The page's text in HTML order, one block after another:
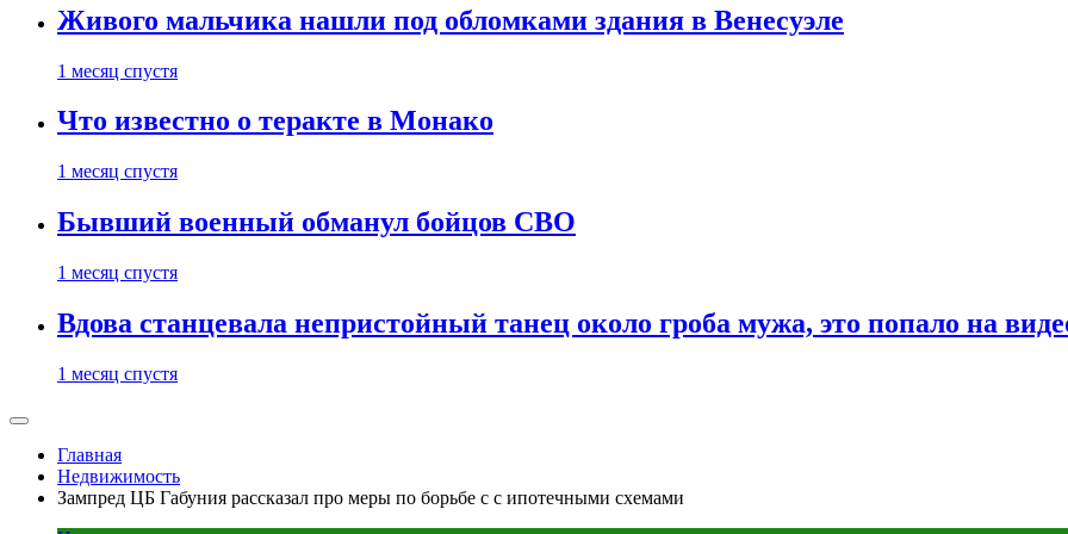
Живого мальчика нашли под обломками здания в Венесуэле
1 месяц спустя
Что известно о теракте в Монако
1 месяц спустя
Бывший военный обманул бойцов СВО
1 месяц спустя
Вдова станцевала непристойный танец около гроба мужа, это попало на
1 месяц спустя
Главная
Недвижимость
Зампред ЦБ Габуния рассказал про меры по борьбе с с ипотечными схемами